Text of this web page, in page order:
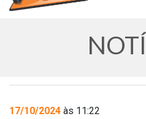
17/10/2024 às 11:22